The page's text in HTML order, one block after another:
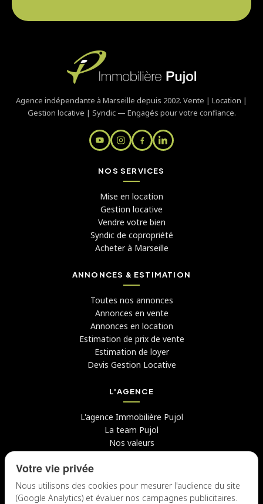
Agence indépendante à Marseille depuis 2002. Vente | Location |
Gestion locative | Syndic — Engagés pour votre confiance.
NOS SERVICES
Mise en location
Gestion locative
Vendre votre bien
Syndic de copropriété
Acheter à Marseille
ANNONCES & ESTIMATION
Toutes nos annonces
Annonces en vente
Annonces en location
Estimation de prix de vente
Estimation de loyer
Devis Gestion Locative
L'AGENCE
L'agence Immobilière Pujol
La team Pujol
Nos valeurs
Candidater chez nous
Votre vie privée
Nous utilisons des cookies pour mesurer l'audience du site
(Google Analytics) et évaluer nos campagnes publicitaires.